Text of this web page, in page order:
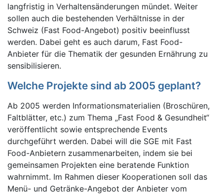
langfristig in Verhaltensänderungen mündet. Weiter
sollen auch die bestehenden Verhältnisse in der
Schweiz (Fast Food-Angebot) positiv beeinflusst
werden. Dabei geht es auch darum, Fast Food-
Anbieter für die Thematik der gesunden Ernährung zu
sensibilisieren.
Welche Projekte sind ab 2005 geplant?
Ab 2005 werden Informationsmaterialien (Broschüren,
Faltblätter, etc.) zum Thema „Fast Food & Gesundheit“
veröffentlicht sowie entsprechende Events
durchgeführt werden. Dabei will die SGE mit Fast
Food-Anbietern zusammenarbeiten, indem sie bei
gemeinsamen Projekten eine beratende Funktion
wahrnimmt. Im Rahmen dieser Kooperationen soll das
Menü- und Getränke-Angebot der Anbieter vom